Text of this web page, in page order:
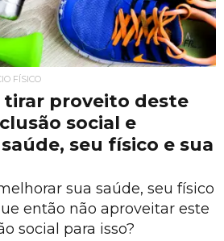
FÍSICO
tirar proveito deste
social e
seu físico e sua
sua saúde, seu físico
então não aproveitar este
social para isso?